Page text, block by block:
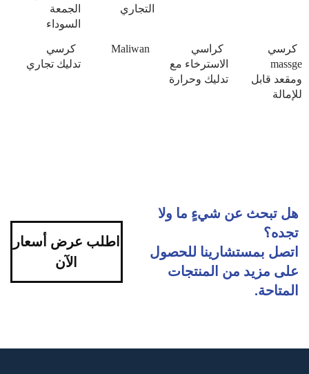
التجاري
الجمعة
السوداء
كرسي
massge
ومقعد قابل
للإمالة
كراسي
الاسترخاء مع
تدليك وحرارة
Maliwan
كرسي
تدليك تجاري
هل تبحث عن شيءٍ ما ولا
تجده؟
اتصل بمستشارينا للحصول
على مزيد من المنتجات
المتاحة.
اطلب عرض أسعار
الآن